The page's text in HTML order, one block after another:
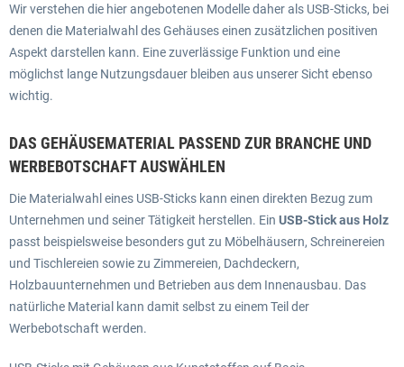
Wir verstehen die hier angebotenen Modelle daher als USB-Sticks, bei
denen die Materialwahl des Gehäuses einen zusätzlichen positiven
Aspekt darstellen kann. Eine zuverlässige Funktion und eine
möglichst lange Nutzungsdauer bleiben aus unserer Sicht ebenso
wichtig.
DAS GEHÄUSEMATERIAL PASSEND ZUR BRANCHE UND
WERBEBOTSCHAFT AUSWÄHLEN
Die Materialwahl eines USB-Sticks kann einen direkten Bezug zum
Unternehmen und seiner Tätigkeit herstellen. Ein USB-Stick aus Holz
passt beispielsweise besonders gut zu Möbelhäusern, Schreinereien
und Tischlereien sowie zu Zimmereien, Dachdeckern,
Holzbauunternehmen und Betrieben aus dem Innenausbau. Das
natürliche Material kann damit selbst zu einem Teil der
Werbebotschaft werden.